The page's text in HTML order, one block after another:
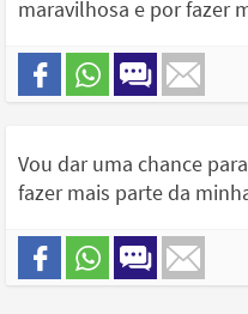
maravilhosa e por fazer
Vou dar uma chance
fazer mais parte da